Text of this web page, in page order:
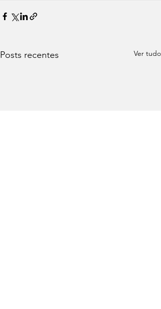
Posts recentes Ver tudo